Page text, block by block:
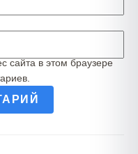
сайта в этом браузере